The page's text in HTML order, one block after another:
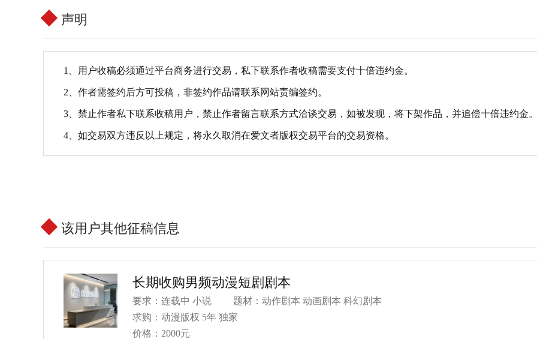
声明
1、用户收稿必须通过平台商务进行交易，私下联系作者收稿需要支付十倍违约金。
2、作者需签约后方可投稿，非签约作品请联系网站责编签约。
3、禁止作者私下联系收稿用户，禁止作者留言联系方式洽谈交易，如被发现，将下架作品，并追偿十倍违约金
4、如交易双方违反以上规定，将永久取消在爱文者版权交易平台的交易资格。
该用户其他征稿信息
长期收购男频动漫短剧剧本
要求：连载中 小说
题材：动作剧本 动画剧本 科幻剧本
求购： 动漫版权 5年 独家
价格： 2000元